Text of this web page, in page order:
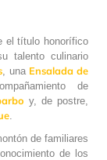
el título honorífico
talento culinario
, una Ensalada de
de
y, de postre,
de familiares
de los